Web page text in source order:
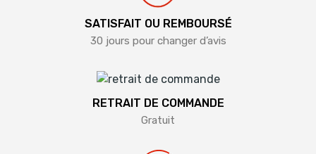
SATISFAIT OU REMBOURSÉ
30 jours pour changer d’avis
RETRAIT DE COMMANDE
Gratuit